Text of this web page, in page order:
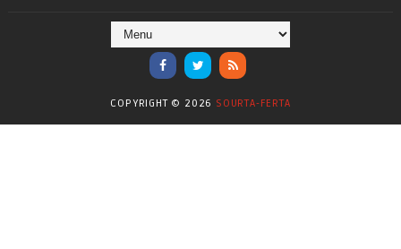
Ενόργανη Γυμναστική
COPYRIGHT © 2026 SOURTA-FERTA